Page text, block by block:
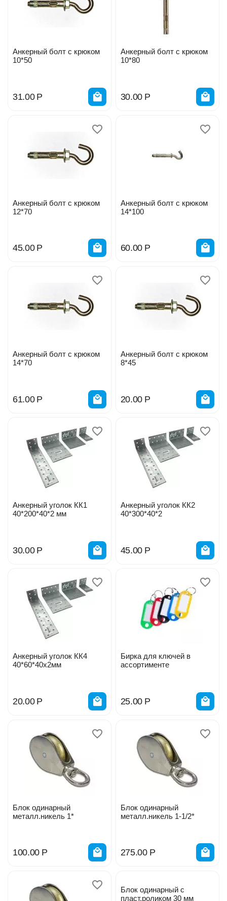
Анкерный болт с крюком
10*50
31.00 Р
Анкерный болт с крюком
10*80
30.00 Р
Анкерный болт с крюком
12*70
45.00 Р
Анкерный болт с крюком
14*100
60.00 Р
Анкерный болт с крюком
14*70
61.00 Р
Анкерный болт с крюком
8*45
20.00 Р
Анкерный уголок КК1
40*200*40*2 мм
30.00 Р
Анкерный уголок КК2
40*300*40*2
45.00 Р
Анкерный уголок КК4
40*60*40х2мм
20.00 Р
Бирка для ключей в
ассортименте
25.00 Р
Блок одинарный
металл.никель 1*
100.00 Р
Блок одинарный
металл.никель 1-1/2*
275.00 Р
Блок одинарный с
пласт.роликом 30 мм